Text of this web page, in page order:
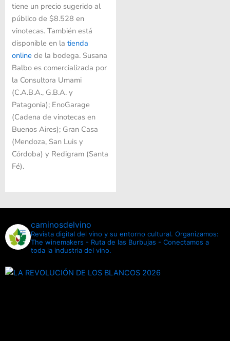
tiene un precio sugerido al
público de $8.528 en
vinotecas. También está
disponible en la tienda
onlinede la bodega. Susana
Balbo es comercializada por
la Consultora Umami
(C.A.B.A., G.B.A. y
Patagonia); EnoGarage
(Cadena de vinotecas en
Buenos Aires); Gran Casa
(Mendoza, San Luis y
Córdoba) y Redigram (Santa
Fé).
caminosdelvino
Revista digital del vino y su entorno cultural. Organizamos:
The winemakers - Ruta de las Burbujas - Conectamos a
toda la industria del vino.